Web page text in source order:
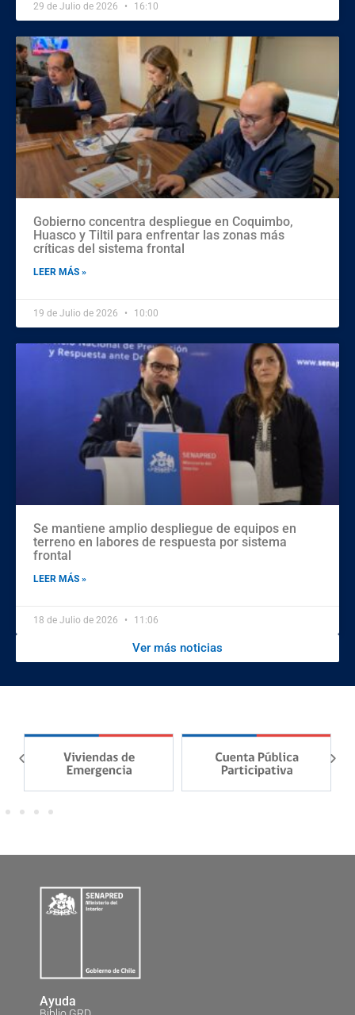
29 de Julio de 2026 16:10
Gobierno concentra despliegue en Coquimbo,
Huasco y Tiltil para enfrentar las zonas más
críticas del sistema frontal
LEER MÁS »
19 de Julio de 2026 10:00
Se mantiene amplio despliegue de equipos en
terreno en labores de respuesta por sistema
frontal
LEER MÁS »
18 de Julio de 2026 11:06
Ver más noticias
Ayuda